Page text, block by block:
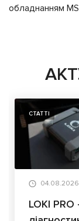
обладнанням
СТАТТІ
04.08.2026
LOKI